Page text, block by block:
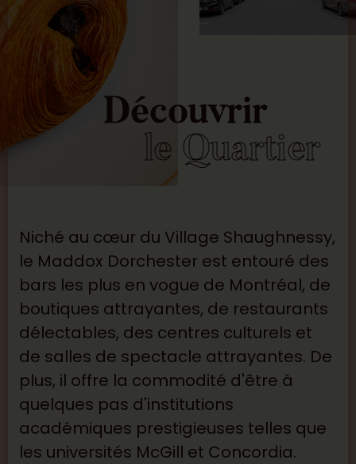
Découvrir
le Quartier
Niché au cœur du Village Shaughnessy,
le Maddox Dorchester est entouré des
bars les plus en vogue de Montréal, de
boutiques attrayantes, de restaurants
délectables, des centres culturels et
de salles de spectacle attrayantes. De
plus, il offre la commodité d'être à
quelques pas d'institutions
académiques prestigieuses telles que
les universités McGill et Concordia.